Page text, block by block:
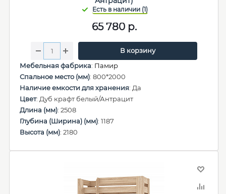
65 780р.
В корзину
Мебельная фабрика: Памир
Спальное место (мм): 800*2000
Наличие емкости для хранения: Да
Цвет: Дуб крафт белый/Антрацит
Длина (мм): 2508
Глубина (Ширина) (мм): 1187
Высота (мм): 2180